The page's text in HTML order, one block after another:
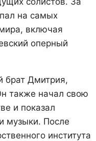
на самых
включая
оперный
брат Дмитрия,
также начал свою
и показал
музыки. После
института